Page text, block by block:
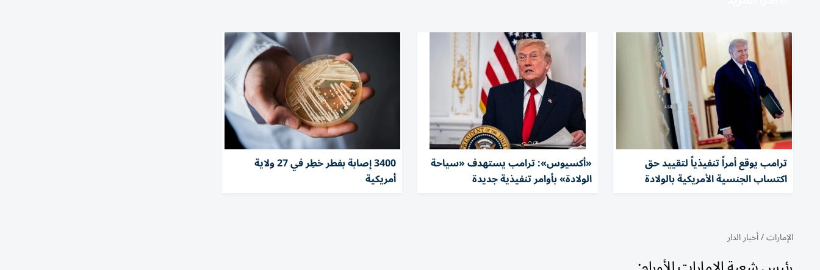
ترامب يوقع أمراً تنفيذياً لتقييد حق
اكتساب الجنسية الأمريكية بالولادة
«أكسيوس»: ترامب يستهدف «سياحة
الولادة» بأوامر تنفيذية جديدة
3400 إصابة بفطر خطِر في 27 ولاية
أمريكية
الإمارات/أخبار الدار